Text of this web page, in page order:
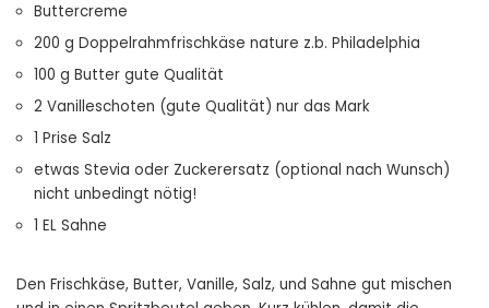
Buttercreme
200 g Doppelrahmfrischkäse nature z.b. Philadelphia
100 g Butter gute Qualität
2 Vanilleschoten (gute Qualität) nur das Mark
1 Prise Salz
etwas Stevia oder Zuckerersatz (optional nach Wunsch)
nicht unbedingt nötig!
1 EL Sahne
Den Frischkäse, Butter, Vanille, Salz, und Sahne gut mischen